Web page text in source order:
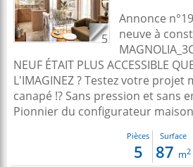
5
Annonce
neuve à
NEUF ÉTAIT PLUS ACCESSIBLE
L'IMAGINEZ ? Testez votre
canapé !? Sans pression et sans
Pionnier du configurateur
Pièces
5
Surface
87 m2